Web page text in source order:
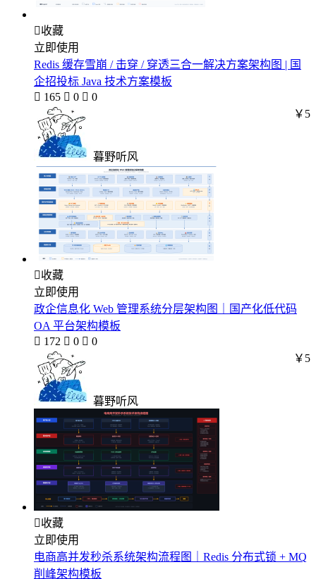
收藏
立即使用
Redis 缓存雪崩 / 击穿 / 穿透三合一解决方案架构图 | 国
企招投标 Java 技术方案模板
 165  0  0
暮野听风
￥5
收藏
立即使用
政企信息化 Web 管理系统分层架构图｜国产化低代码
OA 平台架构模板
 172  0  0
暮野听风
￥5
收藏
立即使用
电商高并发秒杀系统架构流程图｜Redis 分布式锁 + MQ
削峰架构模板